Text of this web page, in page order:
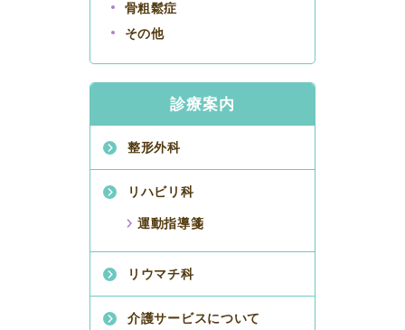
骨粗鬆症
その他
診療案内
整形外科
リハビリ科
運動指導箋
リウマチ科
介護サービスについて